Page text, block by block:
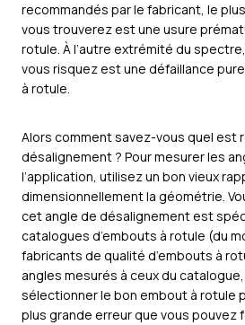
recommandés par le fabricant, le
vous trouverez est une usure
rotule. À l’autre extrémité du
vous risquez est une défaillance
à rotule.
Alors comment savez-vous quel est
désalignement ? Pour mesurer les
l’application, utilisez un bon vieux
dimensionnellement la géométrie.
cet angle de désalignement est
catalogues d’embouts à rotule (du
fabricants de qualité d’embouts à
angles mesurés à ceux du
sélectionner le bon embout à rotule
plus grande erreur que vous